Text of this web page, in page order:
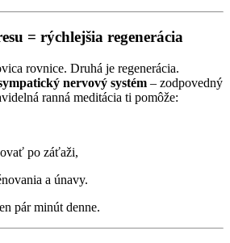
= rýchlejšia regenerácia
rovnice. Druhá je regenerácia.
nervový systém – zodpovedný
ranná meditácia ti pomôže:
po záťaži,
a únavy.
pár minút denne.